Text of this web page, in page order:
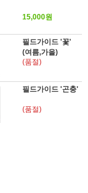
15,000원
필드가이드 '꽃'
(여름,가을)
(품절)
필드가이드 '곤충'
(품절)